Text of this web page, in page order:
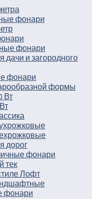
фонари
фонари
и загородного
фонари
формы
Вт
дорог
фонари
тек
Лофт
фонари